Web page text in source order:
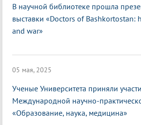
В научной библиотеке прошла
выставки «Doctors of Bashkortostan:
and war»
05 мая, 2025
Ученые Университета приняли
Международной научно-
«Образование, наука, медицина»